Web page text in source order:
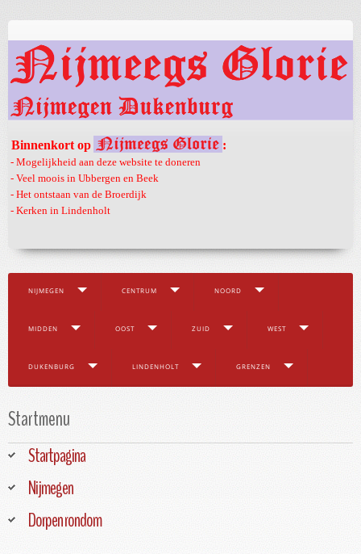
Binnenkort op :
- Mogelijkheid aan deze website te doneren
- Veel moois in Ubbergen en Beek
- Het ontstaan van de Broerdijk
- Kerken in Lindenholt
NIJMEGEN CENTRUM NOORD
MIDDEN OOST ZUID WEST
DUKENBURG LINDENHOLT GRENZEN
Startmenu
Startpagina
Nijmegen
Dorpen rondom